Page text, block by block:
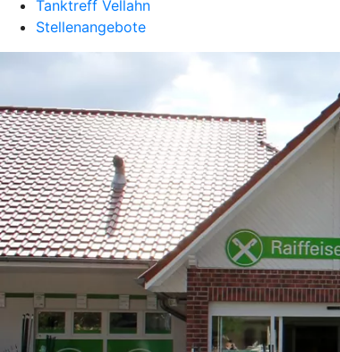
Tanktreff Vellahn
Stellenangebote